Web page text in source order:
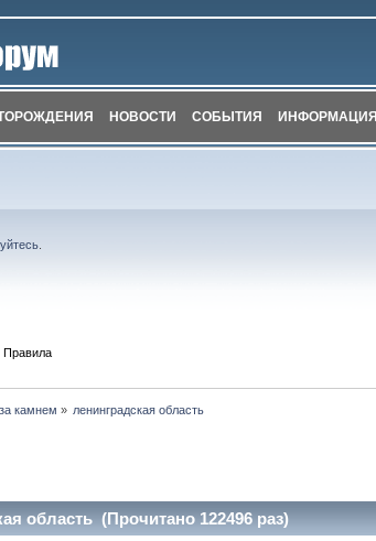
НОВОСТИ СОБЫТИЯ ИНФОРМАЦИЯ
Правила
камнем » ленинградская область
область (Прочитано 122496 раз)